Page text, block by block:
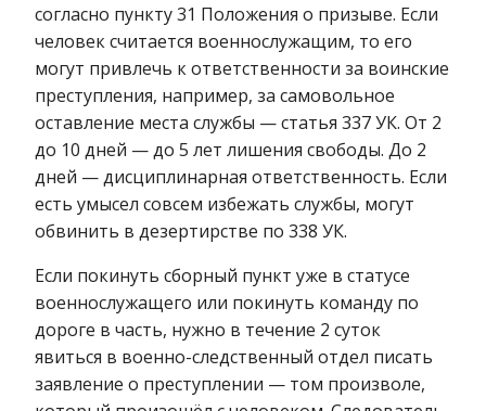
согласно пункту 31 Положения о призыве. Если
человек считается военнослужащим, то его
могут привлечь к ответственности за воинские
преступления, например, за самовольное
оставление места службы — статья 337 УК. От 2
до 10 дней — до 5 лет лишения свободы. До 2
дней — дисциплинарная ответственность. Если
есть умысел совсем избежать службы, могут
обвинить в дезертирстве по 338 УК.
Если покинуть сборный пункт уже в статусе
военнослужащего или покинуть команду по
дороге в часть, нужно в течение 2 суток
явиться в военно-следственный отдел писать
заявление о преступлении — том произволе,